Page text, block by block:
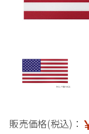
販売価格(税込)：